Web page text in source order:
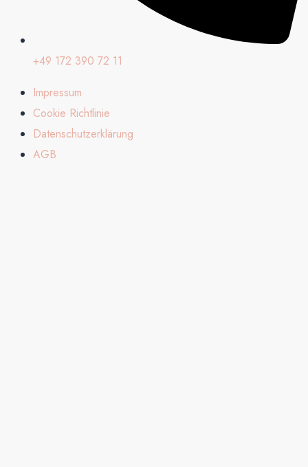
+49 172 390 72 11
Impressum
Cookie Richtlinie
Datenschutzerklärung
AGB